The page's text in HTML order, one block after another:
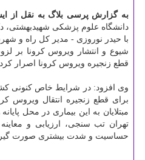
به گزارش پرسی بلاگ به نقل از
دانشگاه علوم پزشكی شهیدبهشتی،
با حیدر نوروزی - مدیر كل راه و
شیوع و انتشار ویروس كرونا بر
قطع زنجیره ویروس كرونا اصرار
وی افزود: در شرایط خاص كنونی
برای قطع زنجیره انتقال ویروس
مبتلایان به این بیماری در محل
تهران تب سنجی، ارزیابی و
حساسیت و شدت بیشتری صورت